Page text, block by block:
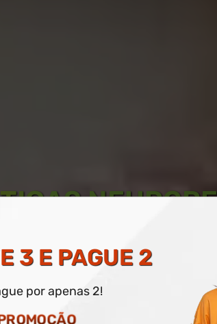
E IMPRESSO OPCIONAL
3 E PAGUE 2
por apenas 2!